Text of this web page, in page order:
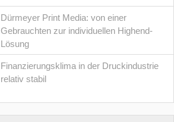
Dürmeyer Print Media: von einer
Gebrauchten zur individuellen Highend-
Lösung
Finanzierungsklima in der Druckindustrie
relativ stabil